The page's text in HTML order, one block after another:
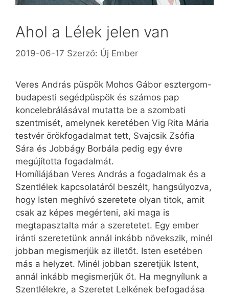
Ahol a Lélek jelen van
2019-06-17 Szerző: Új Ember
Veres András püspök Mohos Gábor esztergom-
budapesti segédpüspök és számos pap
koncelebrálásával mutatta be a szombati
szentmisét, amelynek keretében Vig Rita Mária
testvér örökfogadalmat tett, Svajcsik Zsófia
Sára és Jobbágy Borbála pedig egy évre
megújította fogadalmát.
Homíliájában Veres András a fogadalmak és a
Szentlélek kapcsolatáról beszélt, hangsúlyozva,
hogy Isten meghívó szeretete olyan titok, amit
csak az képes megérteni, aki maga is
megtapasztalta már a szeretetet. Egy ember
iránti szeretetünk annál inkább növekszik, minél
jobban megismerjük az illetőt. Isten esetében
más a helyzet. Minél jobban szeretjük Istent,
annál inkább megismerjük őt. Ha megnyílunk a
Szentlélekre, a Szeretet Lelkének befogadása